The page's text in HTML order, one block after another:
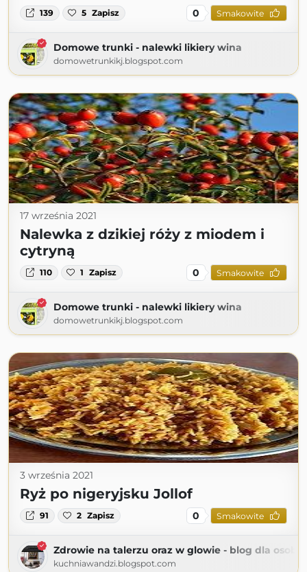
139 5 Zapisz 0 Smakowite
Domowe trunki - nalewki likiery wina
domowetrunkikj.blogspot.com
17 września 2021
Nalewka z dzikiej róży z miodem i
cytryną
110 1 Zapisz 0 Smakowite
Domowe trunki - nalewki likiery wina
domowetrunkikj.blogspot.com
3 września 2021
Ryż po nigeryjsku Jollof
91 2 Zapisz 0 Smakowite
Zdrowie na talerzu oraz w glowie - blog dla osob
kuchniawandzi.blogspot.com